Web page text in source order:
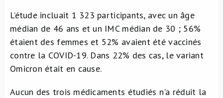
L’étude incluait 1 323 participants, avec un âge
médian de 46 ans et un IMC médian de 30 ; 56%
étaient des femmes et 52% avaient été vaccinés
contre la COVID-19. Dans 22% des cas, le variant
Omicron était en cause.
Aucun des trois médicaments étudiés n'a réduit la